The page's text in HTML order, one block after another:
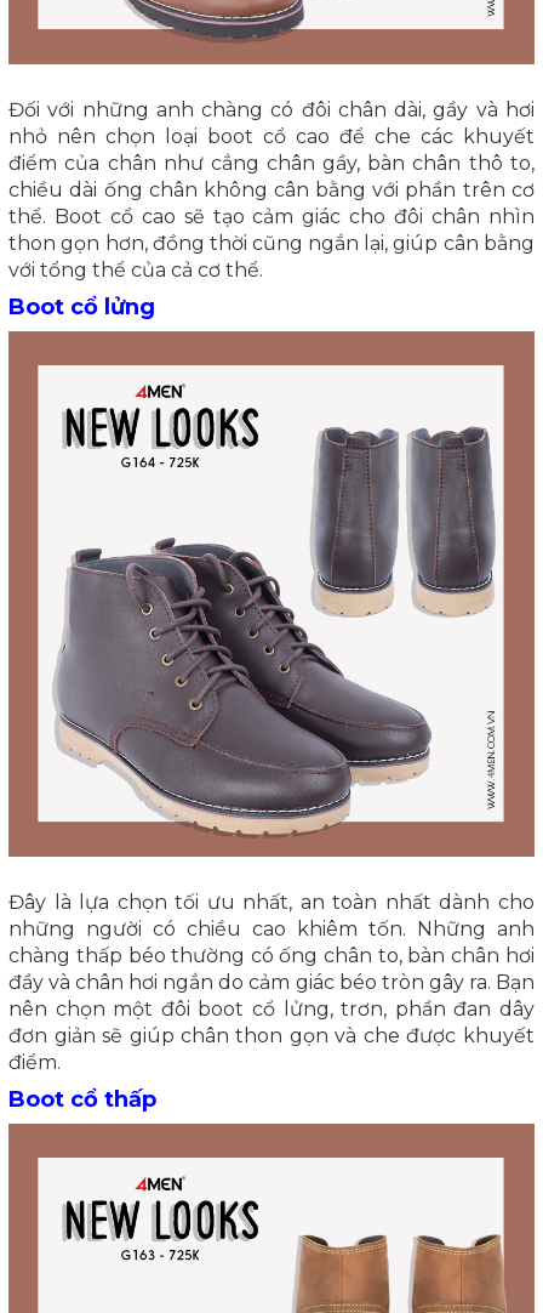
Đối với những anh chàng có đôi chân dài, gầy và hơi
nhỏ nên chọn loại boot cổ cao để che các khuyết
điểm của chân như cẳng chân gầy, bàn chân thô to,
chiều dài ống chân không cân bằng với phần trên cơ
thể. Boot cổ cao sẽ tạo cảm giác cho đôi chân nhìn
thon gọn hơn, đồng thời cũng ngắn lại, giúp cân bằng
với tổng thể của cả cơ thể.
Boot cổ lửng
Đây là lựa chọn tối ưu nhất, an toàn nhất dành cho
những người có chiều cao khiêm tốn. Những anh
chàng thấp béo thường có ống chân to, bàn chân hơi
đầy và chân hơi ngắn do cảm giác béo tròn gây ra. Bạn
nên chọn một đôi boot cổ lửng, trơn, phần đan dây
đơn giản sẽ giúp chân thon gọn và che được khuyết
điểm.
Boot cổ thấp